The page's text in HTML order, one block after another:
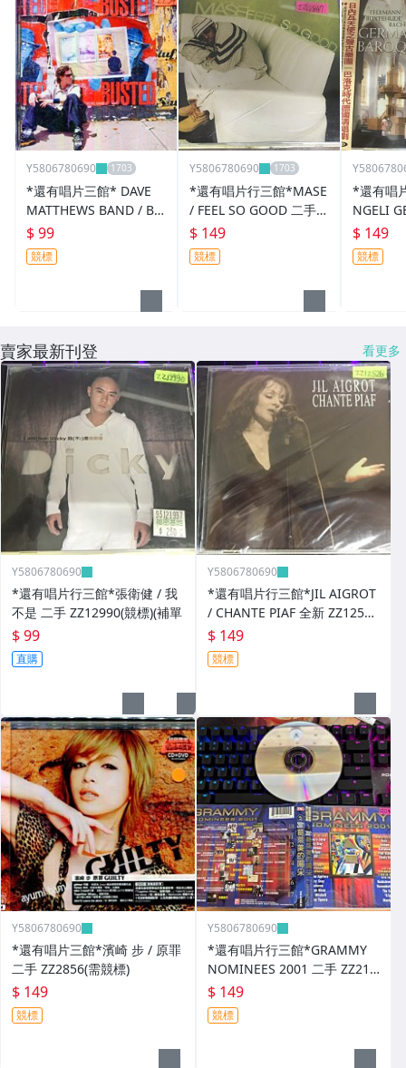
Y5806780690
*還有唱片三館* DAVE
MATTHEWS BAND / BU
STED STUFF 二手 ZZ345
1(需競標)
$ 99
競標
Y5806780690
*還有唱片行三館*MASE
/ FEEL SO GOOD 二手 Z
Z12847(競標)
$ 149
競標
*還有唱
NGELI
AN
978(需競
$ 149
競標
賣家最新刊登 看更多
Y5806780690
*還有唱片行三館*張衛健 / 我
不是 二手 ZZ12990(競標)(補單
$ 99
直購
Y5806780690
*還有唱片行三館*JIL AIGROT
/ CHANTE PIAF 全新 ZZ12526
(競標)
$ 149
競標
Y5806780690
*還有唱片三館*濱崎 步 / 原罪
二手 ZZ2856(需競標)
$ 149
競標
Y5806780690
*還有唱片行三館*GRAMMY
NOMINEES 2001 二手 ZZ214
03
$ 149
競標